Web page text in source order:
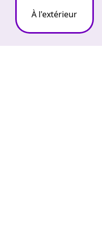
À l'extérieur